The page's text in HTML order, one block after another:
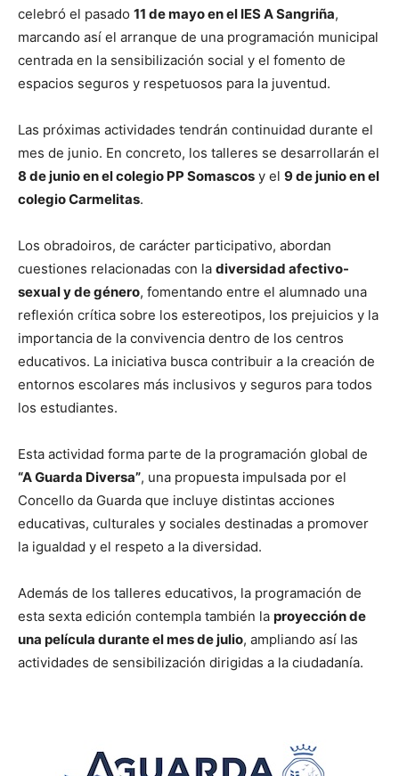
celebró el pasado 11 de mayo en el IES A Sangriña,
marcando así el arranque de una programación municipal
centrada en la sensibilización social y el fomento de
espacios seguros y respetuosos para la juventud.
Las próximas actividades tendrán continuidad durante el
mes de junio. En concreto, los talleres se desarrollarán el
8 de junio en el colegio PP Somascos y el 9 de junio en el
colegio Carmelitas.
Los obradoiros, de carácter participativo, abordan
cuestiones relacionadas con la diversidad afectivo-
sexual y de género, fomentando entre el alumnado una
reflexión crítica sobre los estereotipos, los prejuicios y la
importancia de la convivencia dentro de los centros
educativos. La iniciativa busca contribuir a la creación de
entornos escolares más inclusivos y seguros para todos
los estudiantes.
Esta actividad forma parte de la programación global de
“A Guarda Diversa”, una propuesta impulsada por el
Concello da Guarda que incluye distintas acciones
educativas, culturales y sociales destinadas a promover
la igualdad y el respeto a la diversidad.
Además de los talleres educativos, la programación de
esta sexta edición contempla también la proyección de
una película durante el mes de julio, ampliando así las
actividades de sensibilización dirigidas a la ciudadanía.